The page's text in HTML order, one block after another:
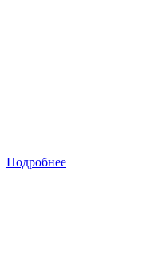
Подробнее